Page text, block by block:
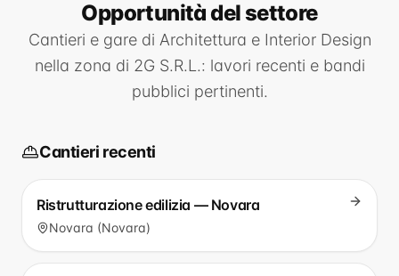
Opportunitàdel settore
Cantieri e gare di Architettura e Interior Design
nella zona di 2G S.R.L.: lavori recenti e bandi
pubblici pertinenti.
Cantieri recenti
Ristrutturazione edilizia — Novara
Novara (Novara)